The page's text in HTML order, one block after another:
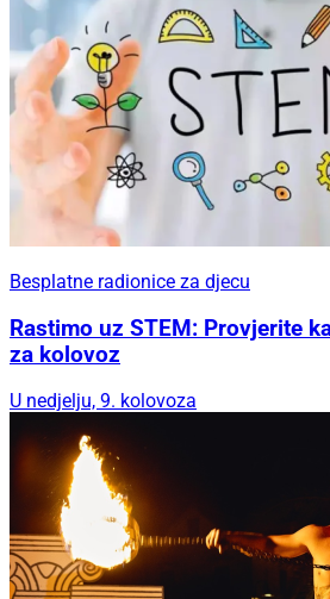
Besplatne radionice za djecu
Rastimo uz STEM: Provjerite
za kolovoz
U nedjelju, 9. kolovoza